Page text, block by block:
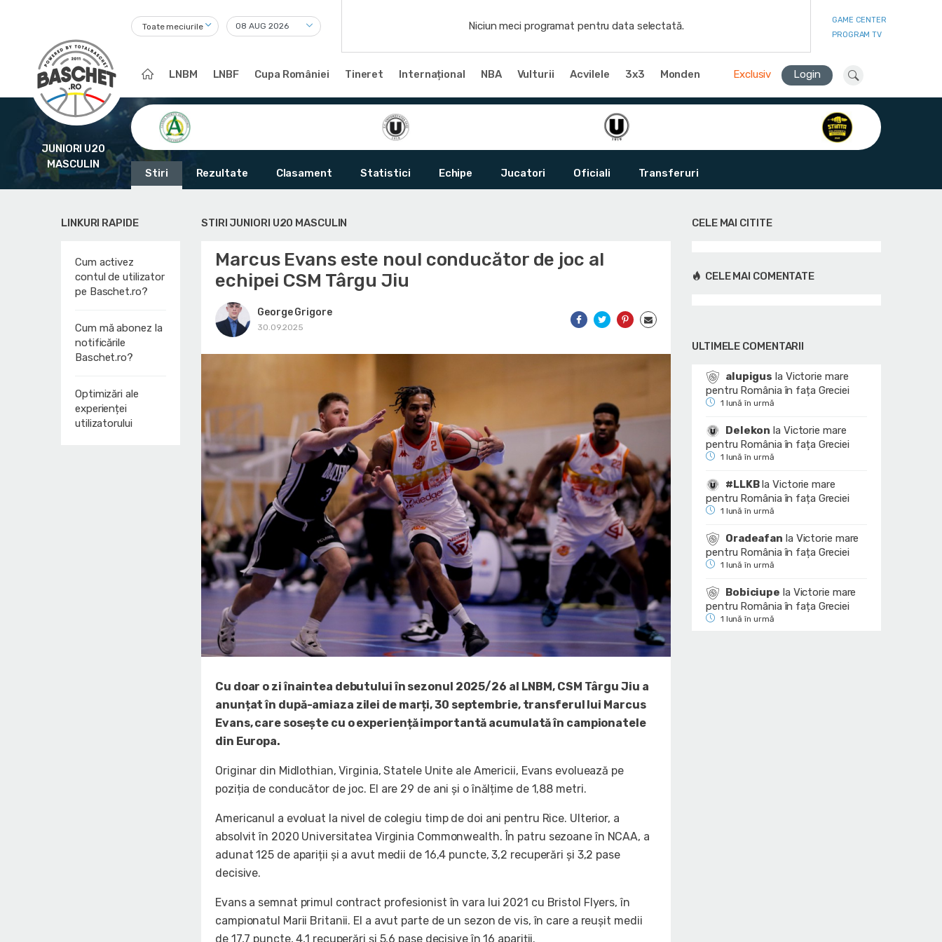
Toate meciurile Niciun meci programat pentru data selectată.
GAME CENTER
PROGRAM TV
LNBM LNBF Cupa României Tineret Internațional NBA Vulturii Acvilele 3x3 Monden Exclusiv Login
JUNIORI U20
MASCULIN
Stiri Rezultate Clasament Statistici Echipe Jucatori Oficiali Transferuri
LINKURI RAPIDE
Cum activez
contul de utilizator
pe Baschet.ro?
Cum mă abonez la
notificările
Baschet.ro?
Optimizări ale
experienței
utilizatorului
STIRI JUNIORI U20 MASCULIN
Marcus Evans este noul conducător de joc al
echipei CSM Târgu Jiu
George Grigore
30.09.2025
Cu doar o zi înaintea debutului în sezonul 2025/26 al LNBM, CSM Târgu Jiu a
anunțat în după-amiaza zilei de marți, 30 septembrie, transferul lui Marcus
Evans, care sosește cu o experiență importantă acumulată în campionatele
din Europa.
Originar din Midlothian, Virginia, Statele Unite ale Americii, Evans evoluează pe
poziția de conducător de joc. El are 29 de ani și o înălțime de 1,88 metri.
Americanul a evoluat la nivel de colegiu timp de doi ani pentru Rice. Ulterior, a
absolvit în 2020 Universitatea Virginia Commonwealth. În patru sezoane în NCAA, a
adunat 125 de apariții și a avut medii de 16,4 puncte, 3,2 recuperări și 3,2 pase
decisive.
Evans a semnat primul contract profesionist în vara lui 2021 cu Bristol Flyers, în
campionatul Marii Britanii. El a avut parte de un sezon de vis, în care a reușit medii
de 17,7 puncte, 4,1 recuperări și 5,6 pase decisive în 16 apariții.
CELE MAI CITITE
CELE MAI COMENTATE
ULTIMELE COMENTARII
alupigus la Victorie mare
pentru România în fața Greciei
1 lună în urmă
Delekon la Victorie mare
pentru România în fața Greciei
1 lună în urmă
#LLKBlaVictorie mare
pentru România în fața Greciei
1 lună în urmă
Oradeafan la Victorie mare
pentru România în fața Greciei
1 lună în urmă
Bobiciupe la Victorie mare
pentru România în fața Greciei
1 lună în urmă